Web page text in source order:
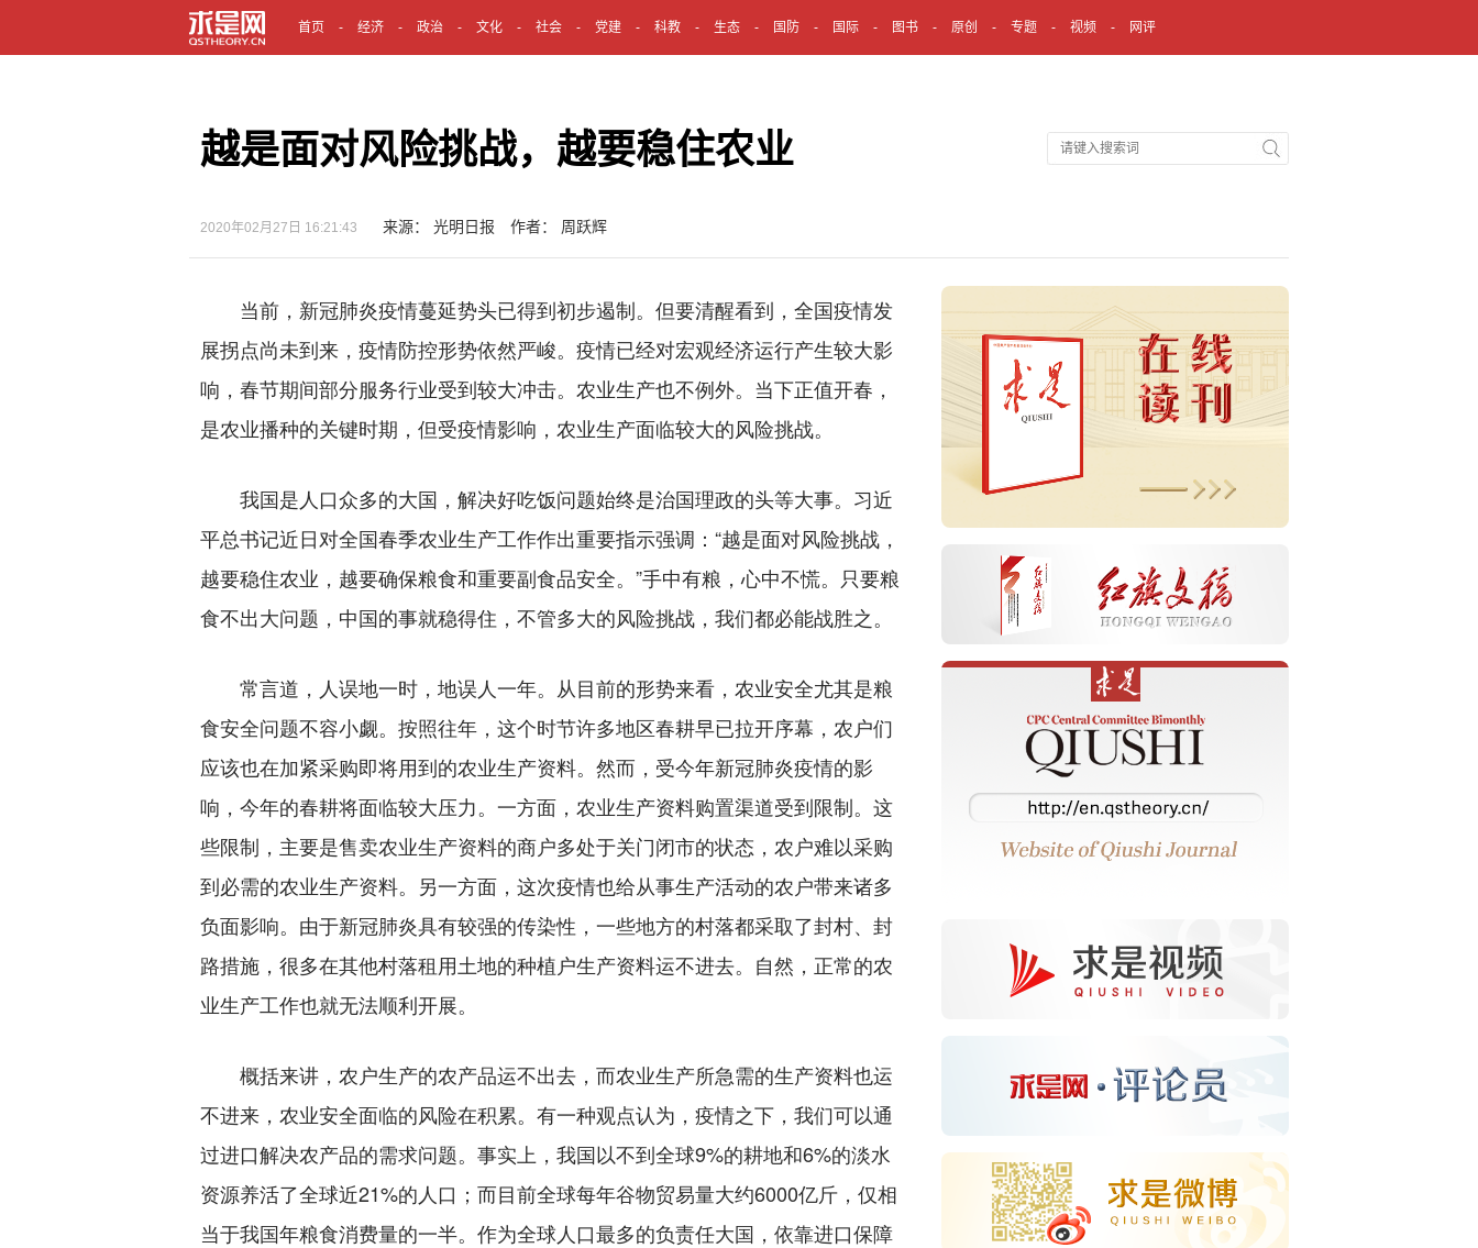
首页 经济 政治 文化 社会 党建 科教 生态 国防 国际 图书 原创 专题 视频 网评
越是面对风险挑战，越要稳住农业
2020年02月27日 16:21:43 来源： 光明日报 作者： 周跃辉
当前，新冠肺炎疫情蔓延势头已得到初步遏制。但要清醒看到，全国疫情发
展拐点尚未到来，疫情防控形势依然严峻。疫情已经对宏观经济运行产生较大影
响，春节期间部分服务行业受到较大冲击。农业生产也不例外。当下正值开春，
是农业播种的关键时期，但受疫情影响，农业生产面临较大的风险挑战。
我国是人口众多的大国，解决好吃饭问题始终是治国理政的头等大事。习近
平总书记近日对全国春季农业生产工作作出重要指示强调：“越是面对风险挑战，
越要稳住农业，越要确保粮食和重要副食品安全。”手中有粮，心中不慌。只要粮
食不出大问题，中国的事就稳得住，不管多大的风险挑战，我们都必能战胜之。
常言道，人误地一时，地误人一年。从目前的形势来看，农业安全尤其是粮
食安全问题不容小觑。按照往年，这个时节许多地区春耕早已拉开序幕，农户们
应该也在加紧采购即将用到的农业生产资料。然而，受今年新冠肺炎疫情的影
响，今年的春耕将面临较大压力。一方面，农业生产资料购置渠道受到限制。这
些限制，主要是售卖农业生产资料的商户多处于关门闭市的状态，农户难以采购
到必需的农业生产资料。另一方面，这次疫情也给从事生产活动的农户带来诸多
负面影响。由于新冠肺炎具有较强的传染性，一些地方的村落都采取了封村、封
路措施，很多在其他村落租用土地的种植户生产资料运不进去。自然，正常的农
业生产工作也就无法顺利开展。
概括来讲，农户生产的农产品运不出去，而农业生产所急需的生产资料也运
不进来，农业安全面临的风险在积累。有一种观点认为，疫情之下，我们可以通
过进口解决农产品的需求问题。事实上，我国以不到全球9%的耕地和6%的淡水
资源养活了全球近21%的人口；而目前全球每年谷物贸易量大约6000亿斤，仅相
当于我国年粮食消费量的一半。作为全球人口最多的负责任大国，依靠进口保障